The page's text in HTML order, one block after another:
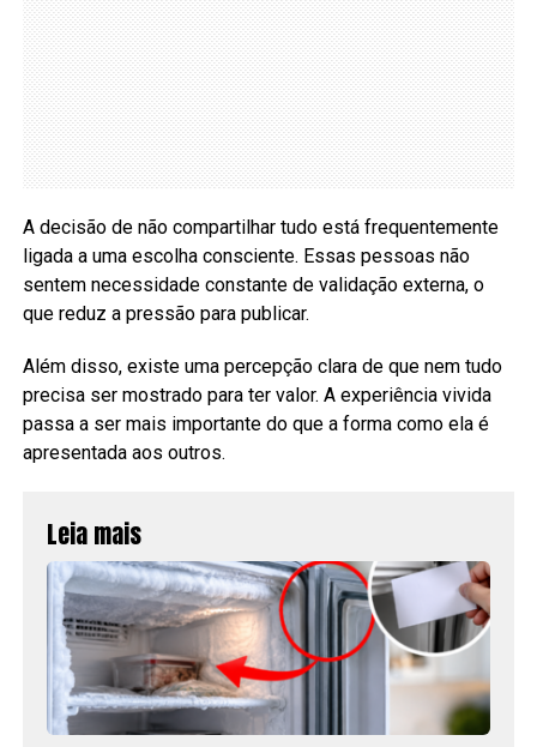
A decisão de não compartilhar tudo está frequentemente
ligada a uma escolha consciente. Essas pessoas não
sentem necessidade constante de validação externa, o
que reduz a pressão para publicar.
Além disso, existe uma percepção clara de que nem tudo
precisa ser mostrado para ter valor. A experiência vivida
passa a ser mais importante do que a forma como ela é
apresentada aos outros.
Leia mais